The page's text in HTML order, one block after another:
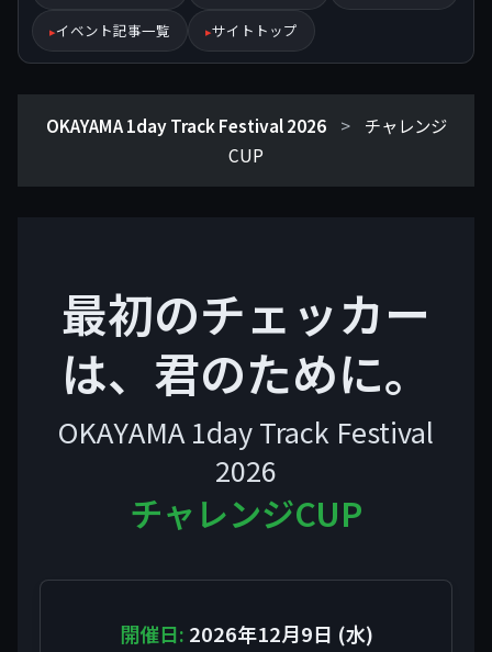
イベント記事一覧
サイトトップ
OKAYAMA 1day Track Festival 2026 >
チャレンジ
CUP
最初のチェッカー
は、君のために。
OKAYAMA 1day Track Festival
2026
チャレンジCUP
開催日: 2026年12月9日 (水)